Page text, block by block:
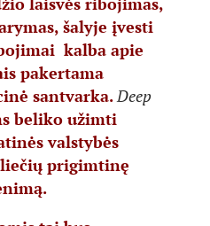
šalyje įvesti
kalba apie
pakertama
santvarka.Deep
beliko užimti
valstybės
prigimtinę